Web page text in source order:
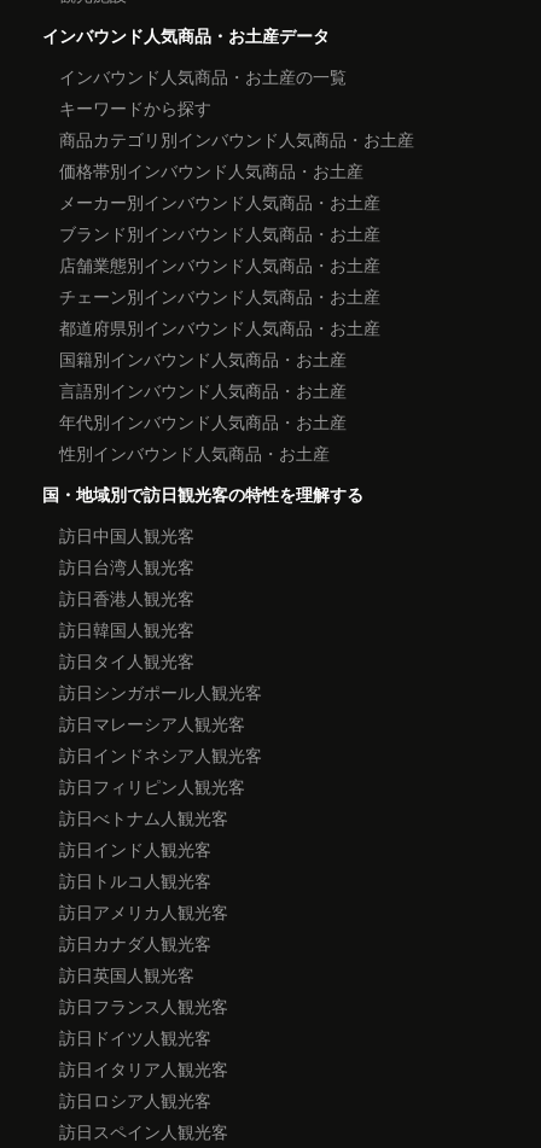
インバウンド人気商品・お土産データ
インバウンド人気商品・お土産の一覧
キーワードから探す
商品カテゴリ別インバウンド人気商品・お土産
価格帯別インバウンド人気商品・お土産
メーカー別インバウンド人気商品・お土産
ブランド別インバウンド人気商品・お土産
店舗業態別インバウンド人気商品・お土産
チェーン別インバウンド人気商品・お土産
都道府県別インバウンド人気商品・お土産
国籍別インバウンド人気商品・お土産
言語別インバウンド人気商品・お土産
年代別インバウンド人気商品・お土産
性別インバウンド人気商品・お土産
国・地域別で訪日観光客の特性を理解する
訪日中国人観光客
訪日台湾人観光客
訪日香港人観光客
訪日韓国人観光客
訪日タイ人観光客
訪日シンガポール人観光客
訪日マレーシア人観光客
訪日インドネシア人観光客
訪日フィリピン人観光客
訪日べトナム人観光客
訪日インド人観光客
訪日トルコ人観光客
訪日アメリカ人観光客
訪日カナダ人観光客
訪日英国人観光客
訪日フランス人観光客
訪日ドイツ人観光客
訪日イタリア人観光客
訪日ロシア人観光客
訪日スペイン人観光客